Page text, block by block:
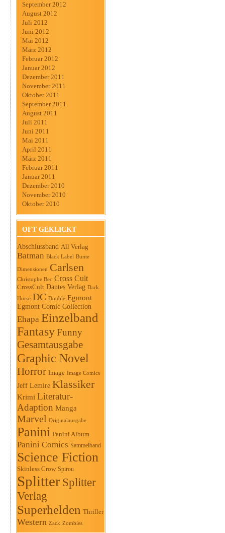
September 2012
August 2012
Juli 2012
Juni 2012
Mai 2012
März 2012
Februar 2012
Januar 2012
Dezember 2011
November 2011
Oktober 2011
September 2011
August 2011
Juli 2011
Juni 2011
Mai 2011
April 2011
März 2011
Februar 2011
Januar 2011
Dezember 2010
November 2010
Oktober 2010
OFT GEKLICKT
Abschlussband All Verlag
Batman Black Label Bunte
Dimensionen Carlsen
Christophe Bec Cross Cult
CrossCult Dantes Verlag Dark
Horse DC Double Egmont
Egmont Comic Collection
Ehapa Einzelband
FantasyFunny
Gesamtausgabe
Graphic Novel
Horror Image Image Comics
Jeff Lemire Klassiker
Krimi Literatur-
Adaption Manga
Marvel Originalausgabe
Panini Panini Album
Panini Comics Sammelband
Science Fiction
Skinless Crow Spirou
Splitter Splitter
Verlag
Superhelden Thriller
Western Zack Zombies